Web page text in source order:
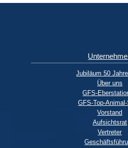
Jubiläum 50
Über uns
GFS-
GFS-Top-
Vorstand
Aufsichtsrat
Vertreter